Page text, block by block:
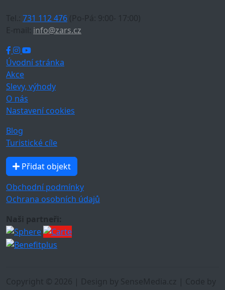
Tel.: 731 112 476 (Po-Pá: 9:00- 17:00)
E-mail: info@zars.cz
Úvodní stránka
Akce
Slevy, výhody
O nás
Nastavení cookies
Blog
Turistické cíle
Přidat objekt
Obchodní podmínky
Ochrana osobních údajů
Naši partneři:
Copyright © 2026 | Design by SenseMedia.cz | Code by